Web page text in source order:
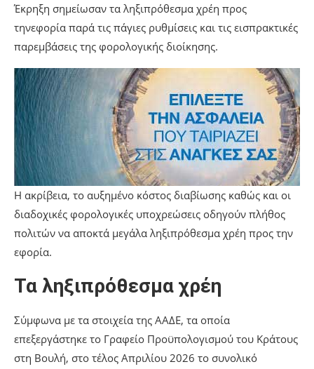
Έκρηξη σημείωσαν τα ληξιπρόθεσμα χρέη προς
τηνεφορία παρά τις πάγιες ρυθμίσεις και τις εισπρακτικές
παρεμβάσεις της φορολογικής διοίκησης.
Η ακρίβεια, το αυξημένο κόστος διαβίωσης καθώς και οι
διαδοχικές φορολογικές υποχρεώσεις οδηγούν πλήθος
πολιτών να αποκτά μεγάλα ληξιπρόθεσμα χρέη προς την
εφορία.
Τα ληξιπρόθεσμα χρέη
Σύμφωνα με τα στοιχεία της ΑΑΔΕ, τα οποία
επεξεργάστηκε το Γραφείο Προϋπολογισμού του Κράτους
στη Βουλή, στο τέλος Απριλίου 2026 το συνολικό